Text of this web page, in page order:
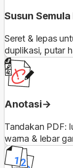
Susun Semula
Seret & lepas
duplikasi, putar
Anotasi
Tandakan PDF:
warna & lebar